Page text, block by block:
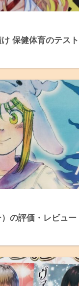
保健体育のテスト
）の評価・レビュー